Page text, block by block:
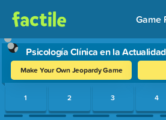
Game
Psicología Clínica en la
Make Your Own Jeopardy Game
Use arrow keys to move between
1 2 3 4